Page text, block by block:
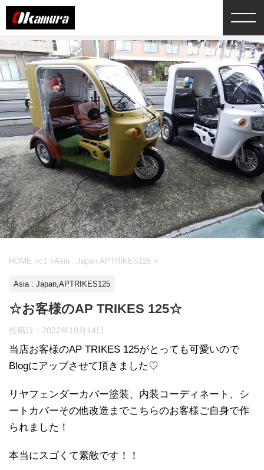
HOME >c1 >Asia : Japan,APTRIKES125 >
Asia : Japan,APTRIKES125
☆お客様のAP TRIKES 125☆
投稿日： 2022年10月14日
当店お客様のAP TRIKES 125がとっても可愛いので
Blogにアップさせて頂きました♡
リヤフェンダーカバー塗装、内装コーディネート、シ
ートカバーその他改造までこちらのお客様ご自身で作
られました！
本当にスゴくて素敵です！！